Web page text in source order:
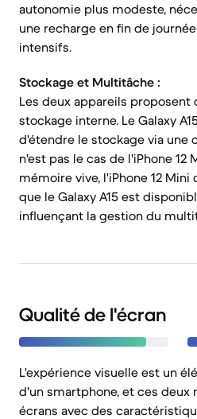
autonomie plus modeste,
une recharge en fin de
intensifs.
Stockage et Multitâche :
Les deux appareils
stockage interne. Le Galaxy
d'étendre le stockage via une
n'est pas le cas de l'iPhone 12
mémoire vive, l'iPhone 12
que le Galaxy A15 est
influençant la gestion du
Qualité de l'écran
L'expérience visuelle est un
d'un smartphone, et ces deux
écrans avec des